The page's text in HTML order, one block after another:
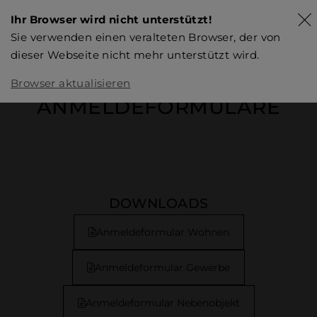
ANMELDEFORMULARE
DOWNLOADS
Anmeldeformular Wohnen
Anmeldeformular Gewerbe
Anmeldeformular Nebenobjekt
Ihr Browser wird nicht unterstützt!
Sie verwenden einen veralteten Browser, der von
dieser Webseite nicht mehr unterstützt wird.
Browser aktualisieren